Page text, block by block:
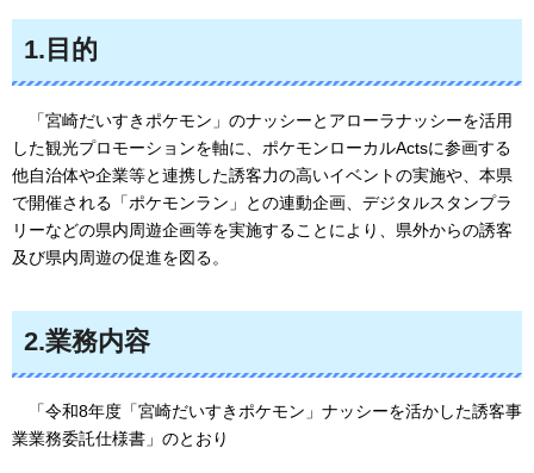
1.目的
「宮崎だいすきポケモン」のナッシーとアローラナッシーを活用
した観光プロモーションを軸に、ポケモンローカルActsに参画する
他自治体や企業等と連携した誘客力の高いイベントの実施や、本県
で開催される「ポケモンラン」との連動企画、デジタルスタンプラ
リーなどの県内周遊企画等を実施することにより、県外からの誘客
及び県内周遊の促進を図る。
2.業務内容
「令和8年度「宮崎だいすきポケモン」ナッシーを活かした誘客事
業業務委託仕様書」のとおり